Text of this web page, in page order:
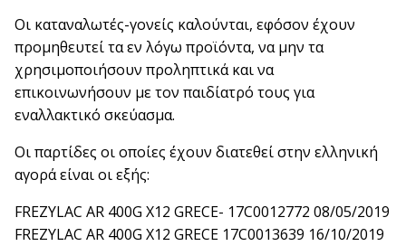
Οι καταναλωτές-γονείς καλούνται, εφόσον έχουν
προμηθευτεί τα εν λόγω προϊόντα, να μην τα
χρησιμοποιήσουν προληπτικά και να
επικοινωνήσουν με τον παιδίατρό τους για
εναλλακτικό σκεύασμα.
Οι παρτίδες οι οποίες έχουν διατεθεί στην ελληνική
αγορά είναι οι εξής:
FREZYLAC AR 400G X12 GRECE- 17C0012772 08/05/2019
FREZYLAC AR 400G X12 GRECE 17C0013639 16/10/2019